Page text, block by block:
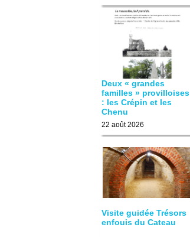
Deux « grandes
familles » provilloises
: les Crépin et les
Chenu
22 août 2026
Visite guidée Trésors
enfouis du Cateau